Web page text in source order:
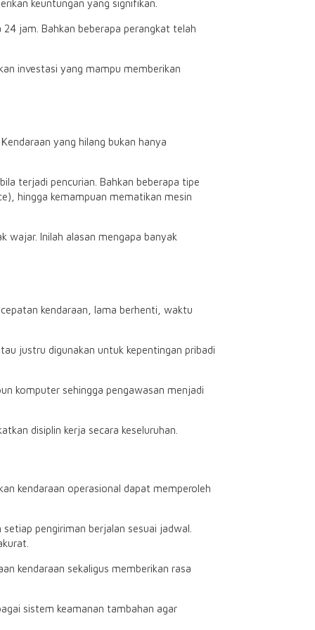
keuntungan yang signifikan.
jam. Bahkan beberapa perangkat telah
investasi yang mampu memberikan
yang hilang bukan hanya
terjadi pencurian. Bahkan beberapa tipe
hingga kemampuan mematikan mesin
wajar. Inilah alasan mengapa banyak
kendaraan, lama berhenti, waktu
justru digunakan untuk kepentingan pribadi
komputer sehingga pengawasan menjadi
disiplin kerja secara keseluruhan.
kendaraan operasional dapat memperoleh
pengiriman berjalan sesuai jadwal.
kendaraan sekaligus memberikan rasa
sistem keamanan tambahan agar